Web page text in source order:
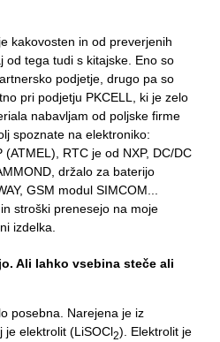
kakovosten in od preverjenih
od tega tudi s kitajske. Eno so
podjetje, drugo pa so
pri podjetju PKCELL, ki je zelo
nabavljam od poljske firme
spoznate na elektroniko:
RTC je od NXP, DC/DC
držalo za baterijo
GSM modul SIMCOM...
stroški prenesejo na moje
izdelka.
Ali lahko vsebina steče ali
posebna. Narejena je iz
je elektrolit (LiSOCl2). Elektrolit je